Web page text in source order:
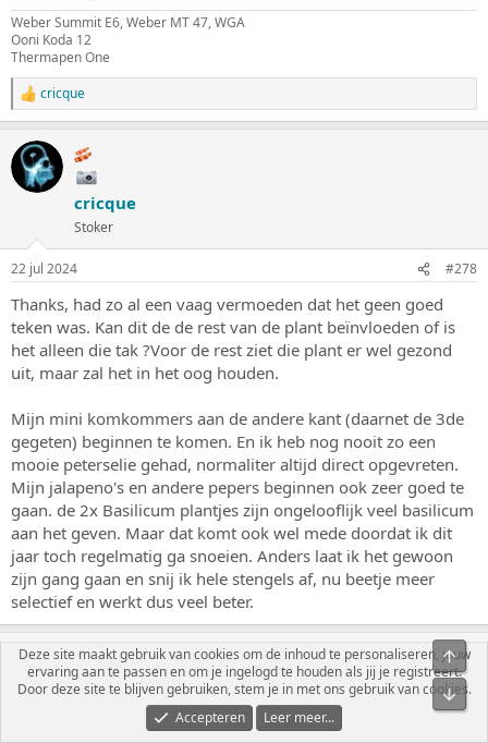
Weber Summit E6, Weber MT 47, WGA
Ooni Koda 12
Thermapen One
W
a
r
d
e
e
:
cricque
cricque
Stoker
22 jul 2024 #278
Thanks, had zo al een vaag vermoeden dat het geen goed
teken was. Kan dit de de rest van de plant beïnvloeden of is
het alleen die tak ?Voor de rest ziet die plant er wel gezond
uit, maar zal het in het oog houden.
Mijn mini komkommers aan de andere kant (daarnet de 3de
gegeten) beginnen te komen. En ik heb nog nooit zo een
mooie peterselie gehad, normaliter altijd direct opgevreten.
Mijn jalapeno's en andere pepers beginnen ook zeer goed te
gaan. de 2x Basilicum plantjes zijn ongelooflijk veel basilicum
aan het geven. Maar dat komt ook wel mede doordat ik dit
jaar toch regelmatig ga snoeien. Anders laat ik het gewoon
zijn gang gaan en snij ik hele stengels af, nu beetje meer
selectief en werkt dus veel beter.
Ghost
Gemarineerd
Deze site maakt gebruik van cookies om de inhoud te personaliseren, jouw
ervaring aan te passen en om je ingelogd te houden als jij je registreert.
Door deze site te blijven gebruiken, stem je in met ons gebruik van cookies.
Accepteren
Leer meer...